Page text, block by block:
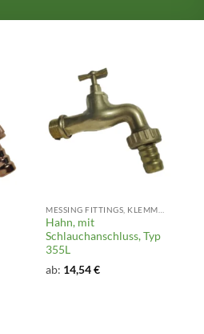
Hahn, mit
Schlauchanschluss, Typ
355L
ab: 14,54€